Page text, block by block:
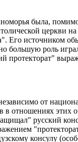
была,
церкви
Его источником
роль
протекторат"
от
в отношениях этих
русский
консулу